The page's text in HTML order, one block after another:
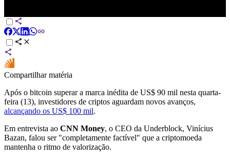
Compartilhar matéria
Após o bitcoin superar a marca inédita de US$ 90 mil nesta quarta-
feira (13), investidores de criptos aguardam novos avanços,
alcançando os US$ 100 mil.
Em entrevista ao CNN Money, o CEO da Underblock, Vinícius
Bazan, falou ser "completamente factível" que a criptomoeda
mantenha o ritmo de valorização.